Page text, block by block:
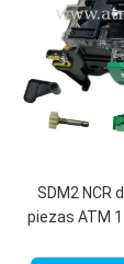
SDM2 NCR
piezas ATM